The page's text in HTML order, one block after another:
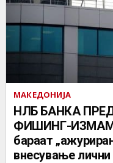
МАКЕДОНИЈА
НЛБ БАНКА
ФИШИНГ-
бараат
внесување